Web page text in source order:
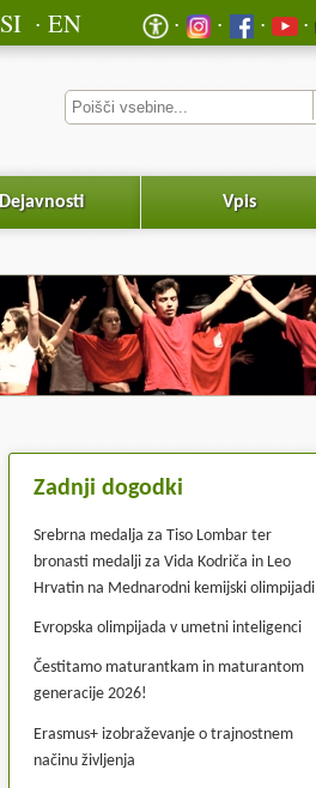
EN
SI
Dejavnosti Vpis
Zadnji dogodki
Srebrna medalja za Tiso Lombar ter
bronasti medalji za Vida Kodriča in Leo
Hrvatin na Mednarodni kemijski olimpijadi
Evropska olimpijada v umetni inteligenci
Čestitamo maturantkam in maturantom
generacije 2026!
Erasmus+ izobraževanje o trajnostnem
načinu življenja